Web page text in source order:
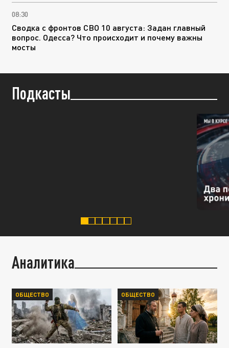
08:30
Сводка с фронтов СВО 10 августа: Задан главный
вопрос. Одесса? Что происходит и почему важны
мосты
Подкасты
Аналитика
ОБЩЕСТВО ОБЩЕСТВО